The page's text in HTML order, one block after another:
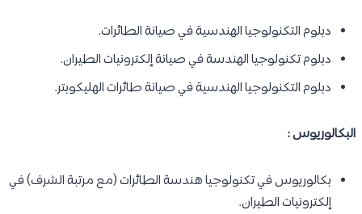
دبلوم التكنولوجيا الهندسية في صيانة الطائرات.
دبلوم تكنولوجيا الهندسة في صيانة إلكترونيات الطيران.
دبلوم التكنولوجيا الهندسية في صيانة طائرات الهليكوبتر.
البكالوريوس :
بكالوريوس في تكنولوجيا هندسة الطائرات (مع مرتبة الشرف) في
إلكترونيات الطيران.